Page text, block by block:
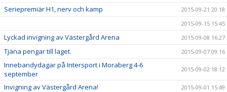
Seriepremiär H1, nerv och kamp
2015-09-21 20:18
2015-09-15 15:45
Lyckad invigning av Västergård Arena 2015-09-08 16:27
Tjäna pengar till laget. 2015-09-07 09:16
Innebandydagar på Intersport i Moraberg 4-6
september
2015-09-02 18:12
Invigning av Västergård Arena! 2015-09-01 15:49